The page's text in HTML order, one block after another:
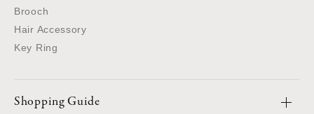
Brooch
Hair Accessory
Key Ring
Shopping Guide